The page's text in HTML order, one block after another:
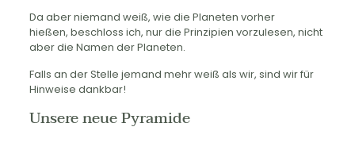
Da aber niemand weiß, wie die Planeten vorher
hießen, beschloss ich, nur die Prinzipien vorzulesen, nicht
aber die Namen der Planeten.
Falls an der Stelle jemand mehr weiß als wir, sind wir für
Hinweise dankbar!
Unsere neue Pyramide